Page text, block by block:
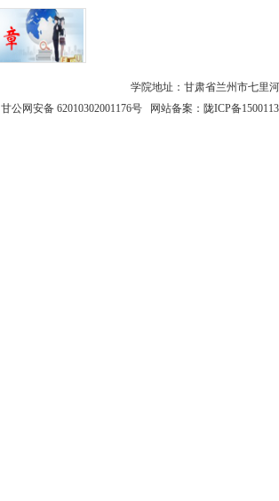
学院地址：甘肃省兰州市七里河
甘公网安备 62010302001176号 网站备案： 陇ICP备